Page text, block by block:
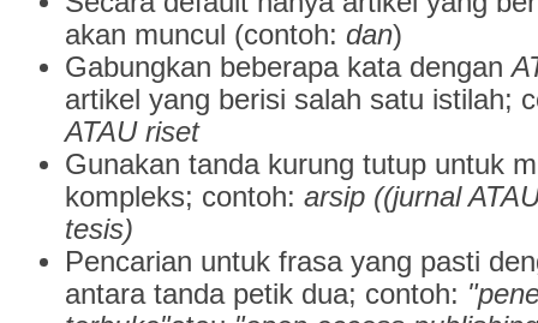
akan muncul (contoh: dan)
Gabungkan beberapa kata dengan
artikel yang berisi salah satu istilah;
ATAU riset
Gunakan tanda kurung tutup untuk
kompleks; contoh: arsip ((jurnal
tesis)
Pencarian untuk frasa yang pasti
antara tanda petik dua; contoh: